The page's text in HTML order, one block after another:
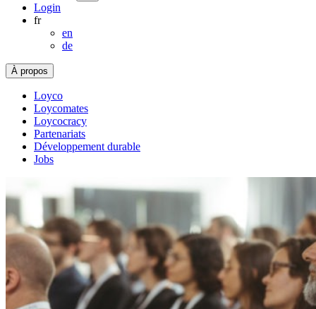
Login
fr
en
de
À propos
Loyco
Loycomates
Loycocracy
Partenariats
Développement durable
Jobs